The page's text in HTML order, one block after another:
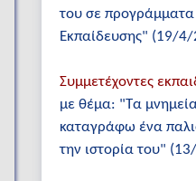
του σε προγράμματα
Εκπαίδευσης" (19/
Συμμετέχοντες
με θέμα: "Τα
καταγράφω ένα
την ιστορία του"